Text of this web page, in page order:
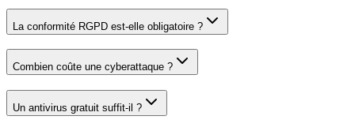
La conformité RGPD est-elle obligatoire ?
Combien coûte une cyberattaque ?
Un antivirus gratuit suffit-il ?